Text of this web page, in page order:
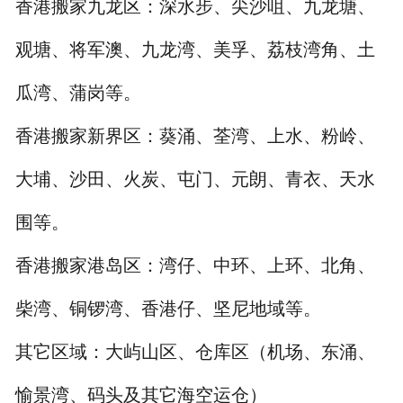
香港搬家九龙区：深水步、尖沙咀、九龙塘、
观塘、将军澳、九龙湾、美孚、荔枝湾角、土
瓜湾、蒲岗等。
香港搬家新界区：葵涌、荃湾、上水、粉岭、
大埔、沙田、火炭、屯门、元朗、青衣、天水
围等。
香港搬家港岛区：湾仔、中环、上环、北角、
柴湾、铜锣湾、香港仔、坚尼地域等。
其它区域：大屿山区、仓库区（机场、东涌、
愉景湾、码头及其它海空运仓）